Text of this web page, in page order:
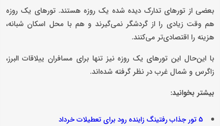
بعضی از تورهای تدارک دیده شده یک روزه هستند. تورهای یک روزه
هم وقت زیادی را از گردشگر نمی‌گیرند و هم با محل اسکان شبانه،
هزینه را اقتصادی‌تر می‌کنند.
با این‌حال این تورهای یک روزه نیز تنها برای مسافران ییلاقات البرز،
زاگرس و شمال غرب در نظر گرفته شده‌اند.
بیشتر بخوانید:
5 تور جذاب رفتینگ زاینده رود برای تعطیلات خرداد